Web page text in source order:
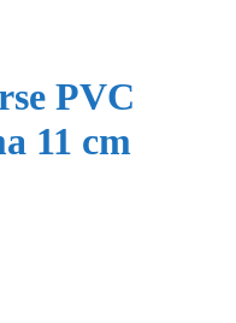
PVC
11 cm